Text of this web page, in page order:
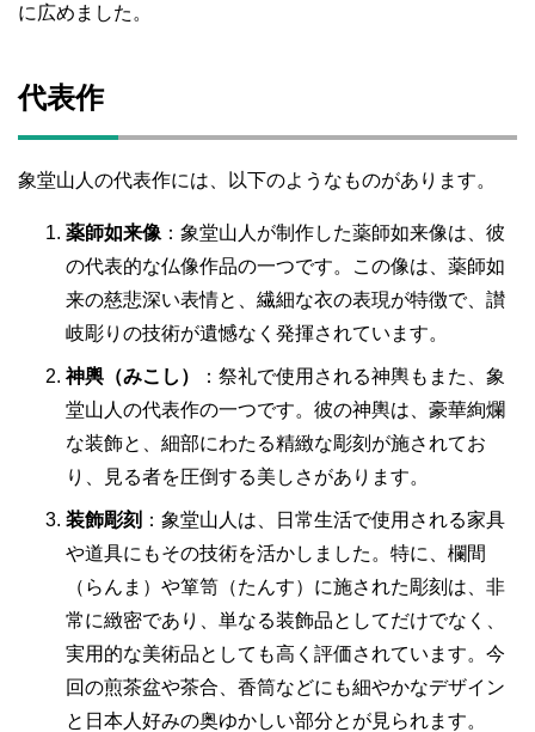
に広めました。
代表作
象堂山人の代表作には、以下のようなものがあります。
薬師如来像 ：象堂山人が制作した薬師如来像は、彼
の代表的な仏像作品の一つです。この像は、薬師如
来の慈悲深い表情と、繊細な衣の表現が特徴で、讃
岐彫りの技術が遺憾なく発揮されています。
神輿（みこし）
：祭礼で使用される神輿もまた、象
堂山人の代表作の一つです。彼の神輿は、豪華絢爛
な装飾と、細部にわたる精緻な彫刻が施されてお
り、見る者を圧倒する美しさがあります。
装飾彫刻 ：象堂山人は、日常生活で使用される家具
や道具にもその技術を活かしました。特に、欄間
（らんま）や箪笥（たんす）に施された彫刻は、非
常に緻密であり、単なる装飾品としてだけでなく、
実用的な美術品としても高く評価されています。今
回の煎茶盆や茶合、香筒などにも細やかなデザイン
と日本人好みの奥ゆかしい部分とが見られます。